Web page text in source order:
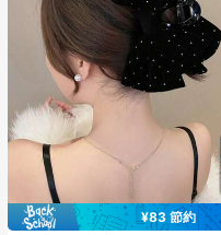
¥83 節約
#1 ベストセラー
ポリエステル 髪の爪